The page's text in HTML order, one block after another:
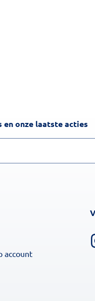
onze laatste acties
account